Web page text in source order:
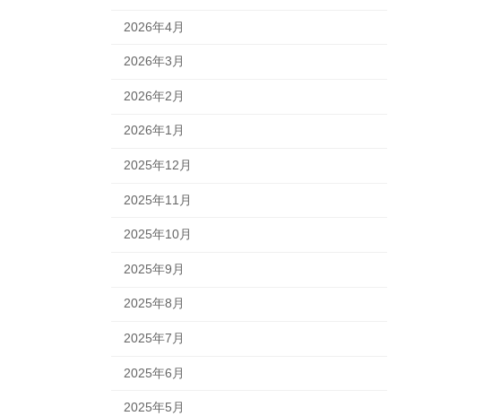
2026年4月
2026年3月
2026年2月
2026年1月
2025年12月
2025年11月
2025年10月
2025年9月
2025年8月
2025年7月
2025年6月
2025年5月